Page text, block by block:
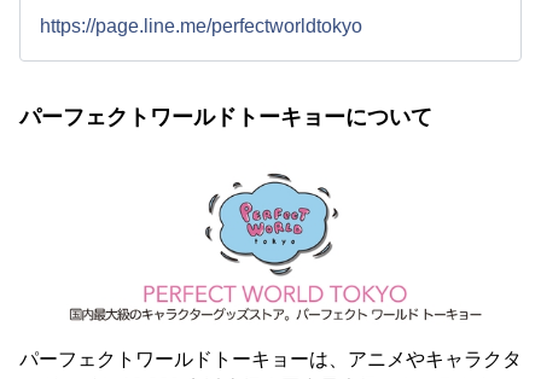
https://page.line.me/perfectworldtokyo
パーフェクトワールドトーキョーについて
パーフェクトワールドトーキョーは、アニメやキャラクタ